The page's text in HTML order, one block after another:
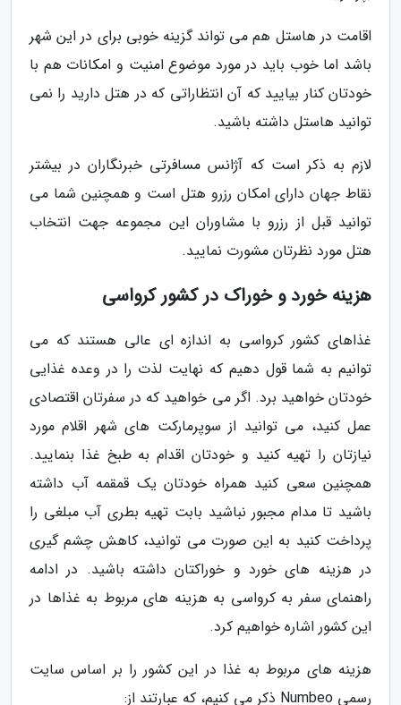
اقامت در هاستل هم می تواند گزینه خوبی برای در این شهر
باشد اما خوب باید در مورد موضوع امنیت و امکانات هم با
خودتان کنار بیایید که آن انتظاراتی که در هتل دارید را نمی
توانید هاستل داشته باشید.
لازم به ذکر است که آژانس مسافرتی خبرنگاران در بیشتر
نقاط جهان دارای امکان رزرو هتل است و همچنین شما می
توانید قبل از رزرو با مشاوران این مجموعه جهت انتخاب
هتل مورد نظرتان مشورت نمایید.
هزینه خورد و خوراک در کشور کرواسی
غذاهای کشور کرواسی به اندازه ای عالی هستند که می
توانیم به شما قول دهیم که نهایت لذت را در وعده غذایی
خودتان خواهید برد. اگر می خواهید که در سفرتان اقتصادی
عمل کنید، می توانید از سوپرمارکت های شهر اقلام مورد
نیازتان را تهیه کنید و خودتان اقدام به طبخ غذا بنمایید.
همچنین سعی کنید همراه خودتان یک قمقمه آب داشته
باشید تا مدام مجبور نباشید بابت تهیه بطری آب مبلغی را
پرداخت کنید به این صورت می توانید، کاهش چشم گیری
در هزینه های خورد و خوراکتان داشته باشید. در ادامه
راهنمای سفر به کرواسی به هزینه های مربوط به غذاها در
این کشور اشاره خواهیم کرد.
هزینه های مربوط به غذا در این کشور را بر اساس سایت
رسمی Numbeo ذکر می کنیم، که عبارتند از: